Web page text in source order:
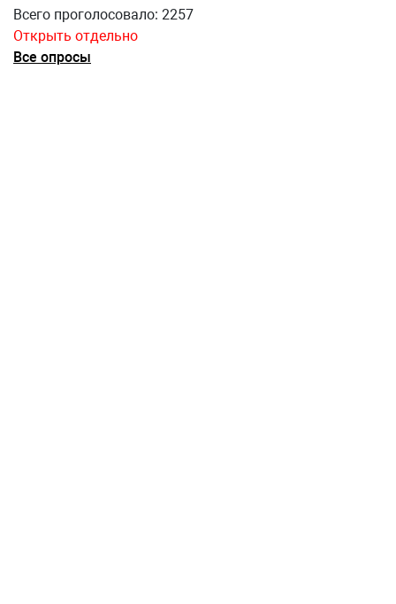
Всего проголосовало: 2257
Открыть отдельно
Все опросы